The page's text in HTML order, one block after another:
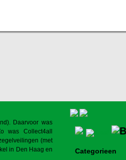
Daarvoor was
was Collect4all
(met
in Den Haag en
Categorieen